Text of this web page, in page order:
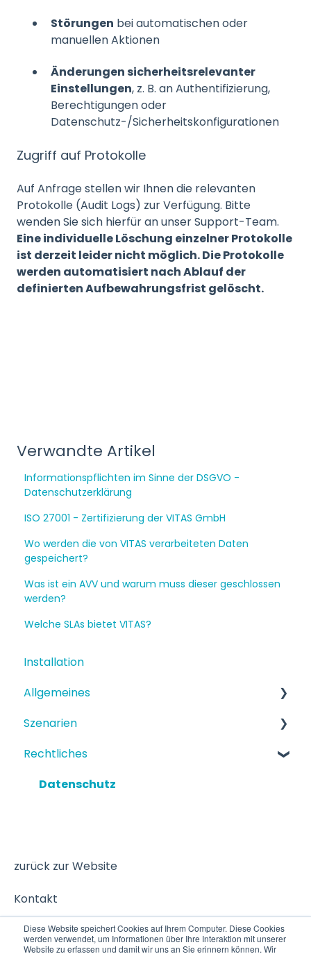
Diese Website speichert Cookies auf Ihrem Computer. Diese Cookies
werden verwendet, um Informationen über Ihre Interaktion mit unserer
Website zu erfassen und damit wir uns an Sie erinnern können. Wir
Störungen bei automatischen oder
manuellen Aktionen
Änderungen sicherheitsrelevanter
Einstellungen, z. B. an Authentifizierung,
Berechtigungen oder
Datenschutz-/Sicherheitskonfigurationen
Zugriff auf Protokolle
Auf Anfrage stellen wir Ihnen die relevanten
Protokolle (Audit Logs) zur Verfügung. Bitte
wenden Sie sich hierfür an unser Support-Team.
Eine individuelle Löschung einzelner Protokolle
ist derzeit leider nicht möglich. Die Protokolle
werden automatisiert nach Ablauf der
definierten Aufbewahrungsfrist gelöscht.
Verwandte Artikel
Informationspflichten im Sinne der DSGVO -
Datenschutzerklärung
ISO 27001 - Zertifizierung der VITAS GmbH
Wo werden die von VITAS verarbeiteten Daten
gespeichert?
Was ist ein AVV und warum muss dieser geschlossen
werden?
Welche SLAs bietet VITAS?
Installation
Allgemeines
Funktionen
Einrichtung
Szenarien
Strukturiertes Szenario
Terminbuchung
Rechtliches
Datenschutz
zurück zur Website
Kontakt